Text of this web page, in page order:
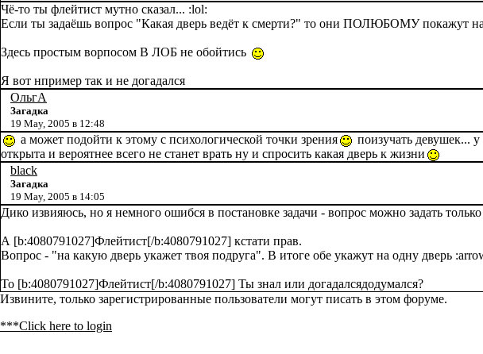
Чё-то ты флейтист мутно сказал... :lol:
Если ты задаёшь вопрос "Какая дверь ведёт к смерти?" то они ПОЛЮБОМУ
Здесь простым ворпосом В ЛОБ не обойтись
Я вот нпример так и не догадался
ОльгА
Загадка
19 May, 2005 в 12:48
а может подойти к этому с психологической точки зрения
поизучать девушек...
открыта и вероятнее всего не станет врать ну и спросить какая дверь к жизни
black
Загадка
19 May, 2005 в 14:05
Дико извияюсь, но я немного ошибся в постановке задачи - вопрос можно задать
А [b:4080791027]Флейтист[/b:4080791027] кстати прав.
Вопрос - "на какую дверь укажет твоя подруга". В итоге обе укажут на одну дверь
То [b:4080791027]Флейтист[/b:4080791027] Ты знал или догадалсядодумался?
Извините, только зарегистрированные пользователи могут писать в этом форуме.
***Click here to login